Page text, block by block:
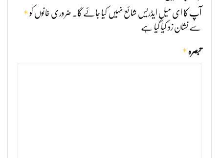
آپ کا ای میل ایڈریس شائع نہیں کیا جائے گا۔ ضروری خانوں کو*
سے نشان زد کیا گیا ہے
تبصرہ *